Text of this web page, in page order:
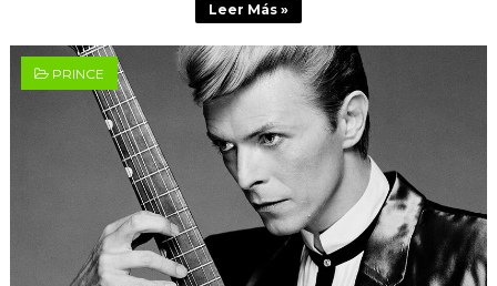
Leer Más »
PRINCE